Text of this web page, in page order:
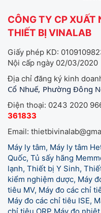
CÔNG TY CP XUẤT
THIẾT BỊ VINALAB
Giấy phép KD:
Nội cấp ngày 02/03/2020
Địa chỉ đăng ký kinh
Cổ Nhuế, Phường Đông
Điện thoại: 0243 2020
361833
Email:
Máy ly tâm, Máy ly tâm
Quốc, Tủ sấy hãng
lạnh, Thiết bị Y Sinh,
kiểm nghiệm dược, Máy
tiêu MV, Máy đo các chỉ
Máy đo các chỉ tiêu ISE,
chỉ tiêu ORP Máy đo